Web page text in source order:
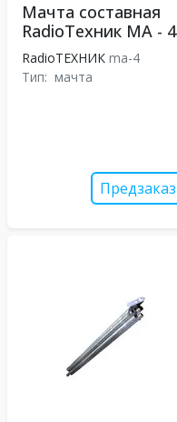
Мачта составная
RadioТехник МА - 4
RadioТЕХНИК ma-4
Тип: мачта
Предзаказ